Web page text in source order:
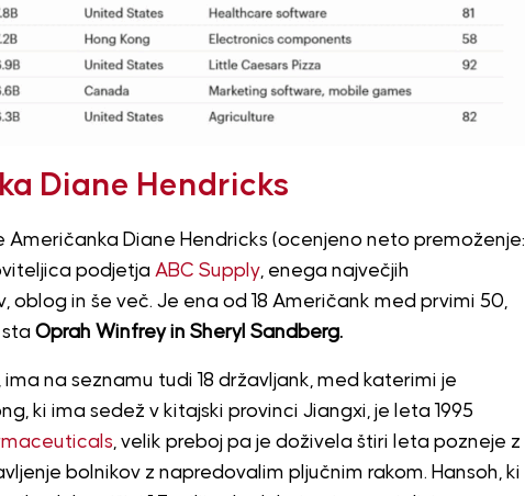
Diane Hendricks
Diane Hendricks (ocenjeno neto premoženje:
podjetja ABC Supply, enega največjih
in še več. Je ena od 18 Američank med prvimi 50,
sta Oprah Winfrey in Sheryl Sandberg.
ima na seznamu tudi 18 državljank, med katerimi je
ki ima sedež v kitajski provinci Jiangxi, je leta 1995
, velik preboj pa je doživela štiri leta pozneje z
bolnikov z napredovalim pljučnim rakom. Hansoh, ki